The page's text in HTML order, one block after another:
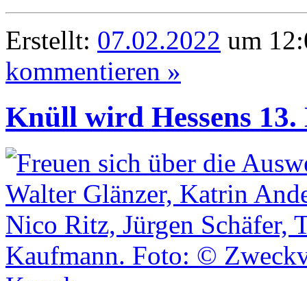
Erstellt: 07.02.2022 um
kommentieren »
Knüll wird Hessens